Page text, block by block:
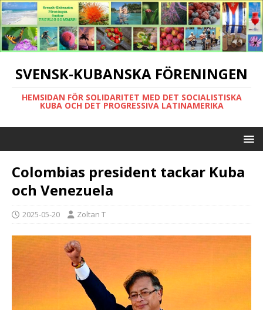
SVENSK-KUBANSKA FÖRENINGEN
HEMSIDAN FÖR SOLIDARITET MED DET SOCIALISTISKA
KUBA OCH DET PROGRESSIVA LATINAMERIKA
Colombias president tackar Kuba
och Venezuela
2025-05-20 Zoltan T